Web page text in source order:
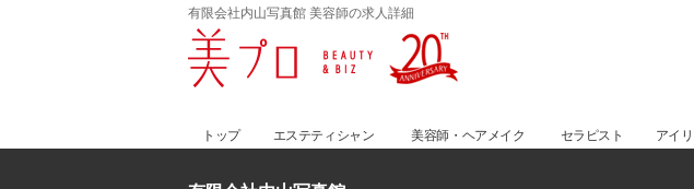
有限会社内山写真館 美容師の求人詳細
トップ エステティシャン 美容師・ヘアメイク セラピスト アイ